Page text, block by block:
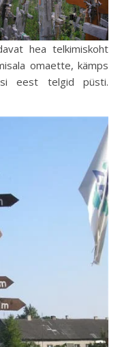
hea telkimiskoht
omaette, kämps
eest telgid püsti.